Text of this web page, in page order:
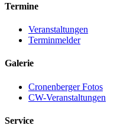
Termine
Veranstaltungen
Terminmelder
Galerie
Cronenberger Fotos
CW-Veranstaltungen
Service